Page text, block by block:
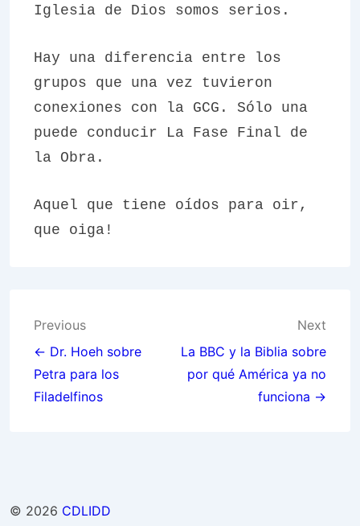
Iglesia de Dios somos serios.
Hay una diferencia entre los
grupos que una vez tuvieron
conexiones con la GCG. Sólo una
puede conducir La Fase Final de
la Obra.
Aquel que tiene oídos para oir,
que oiga!
Post
navigation
Previous
← Dr. Hoeh sobre
Petra para los
Filadelfinos
Next
La BBC y la Biblia sobre
por qué América ya no
funciona →
© 2026 CDLIDD